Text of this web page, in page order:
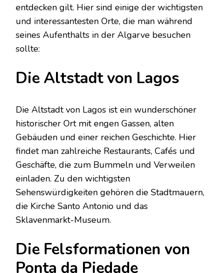
entdecken gilt. Hier sind einige der wichtigsten
und interessantesten Orte, die man während
seines Aufenthalts in der Algarve besuchen
sollte:
Die Altstadt von Lagos
Die Altstadt von Lagos ist ein wunderschöner
historischer Ort mit engen Gassen, alten
Gebäuden und einer reichen Geschichte. Hier
findet man zahlreiche Restaurants, Cafés und
Geschäfte, die zum Bummeln und Verweilen
einladen. Zu den wichtigsten
Sehenswürdigkeiten gehören die Stadtmauern,
die Kirche Santo Antonio und das
Sklavenmarkt-Museum.
Die Felsformationen von
Ponta da Piedade